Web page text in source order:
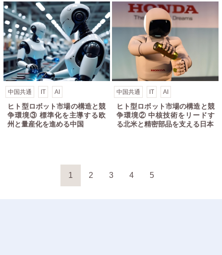
中国共通 IT AI
ヒト型ロボット市場の構造と競
争環境③ 標準化を主導する欧
州と量産化を進める中国
中国共通 IT AI
ヒト型ロボット市場の構造と競
争環境② 中核技術をリードす
る北米と精密部品を支える日本
1 2 3 4 5